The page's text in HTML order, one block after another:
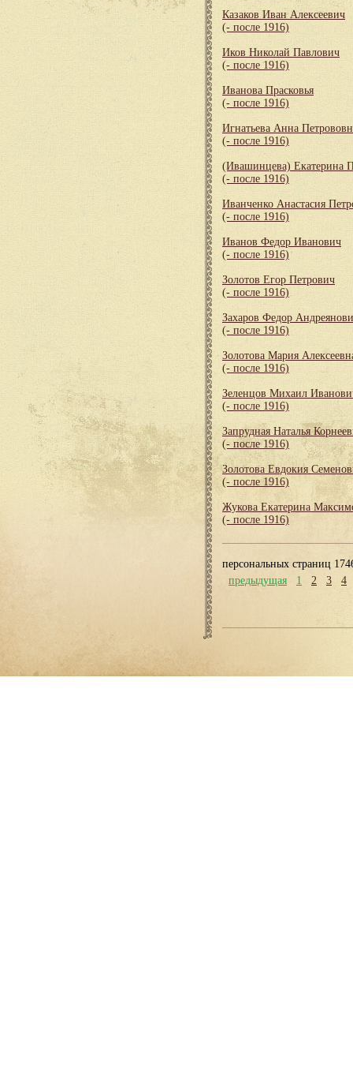
Казаков Иван Алексеевич
(- после 1916)
Иков Николай Павлович
(- после 1916)
Иванова Прасковья
(- после 1916)
Игнатьева Анна
(- после 1916)
(Ивашинцева) Екатерина
(- после 1916)
Иванченко Анастасия
(- после 1916)
Иванов Федор Иванович
(- после 1916)
Золотов Егор Петрович
(- после 1916)
Захаров Федор
(- после 1916)
Золотова Мария
(- после 1916)
Зеленцов Михаил
(- после 1916)
Запрудная Наталья
(- после 1916)
Золотова Евдокия
(- после 1916)
Жукова Екатерина
(- после 1916)
персональных страниц
предыдущая
1 2 3 4